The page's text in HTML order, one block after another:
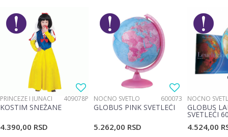
PRINCEZE I JUNACI 409078P
KOSTIM SNEŽANE
4.390,00 RSD
NOĆNO SVETLO 600073
GLOBUS PINK SVETLEĆI
5.262,00 RSD
NOĆNO
GLOBUS
SVETLEĆI
4.524,00